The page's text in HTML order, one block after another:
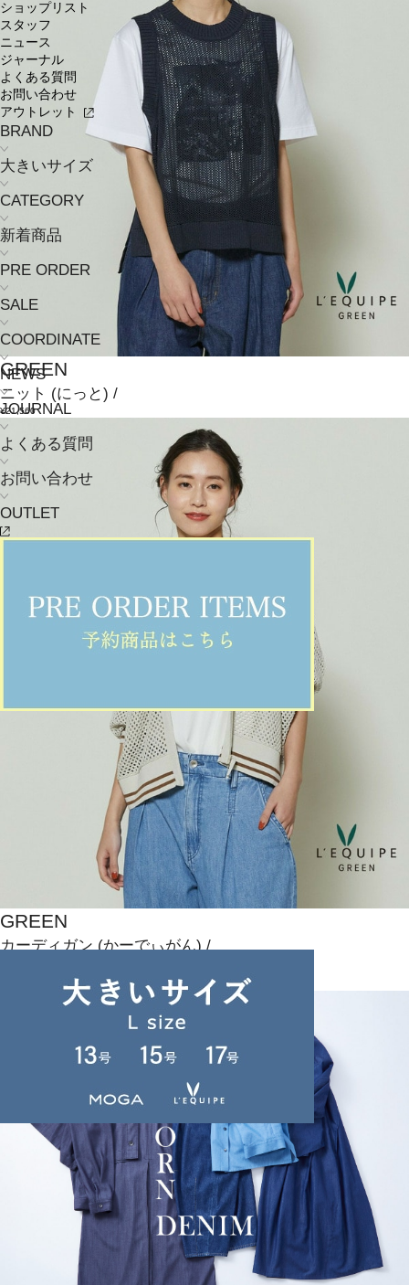
ショップリスト
スタッフ
ニュース
ジャーナル
よくある質問
お問い合わせ
アウトレット
BRAND
大きいサイズ
CATEGORY
新着商品
PRE ORDER
SALE
COORDINATE
NEWS
JOURNAL
よくある質問
お問い合わせ
OUTLET
GREEN
ニット (にっと) /
¥21,560
GREEN
カーディガン(かーでぃがん) /